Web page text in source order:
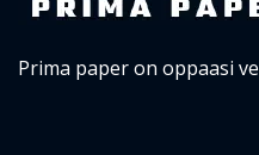
Prima paper on oppaasi